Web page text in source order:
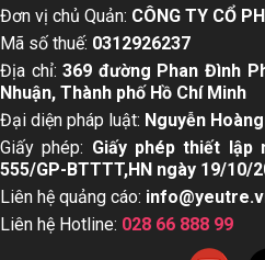
Đơn vị chủ Quản: CÔNG TY CỔ
Mã số thuế: 0312926237
Địa chỉ:369 đường Phan Đình
Nhuận, Thành phố Hồ Chí Minh
Đại diện pháp luật: Nguyễn
Giấy phép: Giấy phép thiết lập
555/GP-BTTTT,HN ngày 19/10/
Liên hệ quảng cáo:
Liên hệ Hotline: 028 66 888 99